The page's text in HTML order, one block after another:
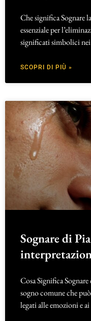
Che significa Sognare
essenziale per
significati simbolici
SCOPRI DI PIÙ »
Sognare di
Cosa Significa
sogno comune che
legati alle emozioni e